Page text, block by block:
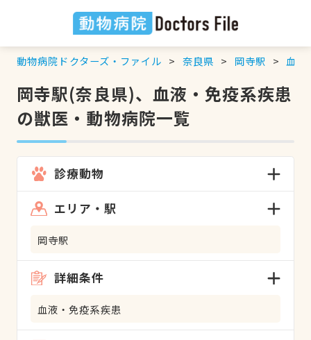
動物病院ドクターズ・ファイル 奈良県 岡寺駅 血液
岡寺駅(奈良県)、血液・免疫系疾患
の獣医・動物病院一覧
診療動物
エリア・駅
岡寺駅
詳細条件
血液・免疫系疾患